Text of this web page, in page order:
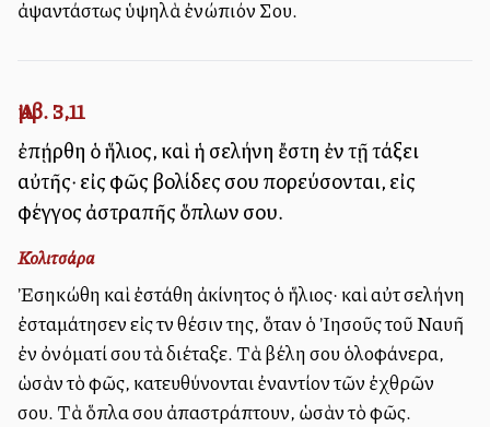
ἀψαντάστως ὑψηλὰ ἐνώπιόν Σου.
Ἀμβ. 3,11
ἐπῄρθη ὁ ἥλιος, καὶ ἡ σελήνη ἔστη ἐν τῇ τάξει
αὐτῆς· εἰς φῶς βολίδες σου πορεύσονται, εἰς
φέγγος ἀστραπῆς ὅπλων σου.
Κολιτσάρα
Ἐσηκώθη καὶ ἐστάθη ἀκίνητος ὁ ἥλιος· καὶ αὐτὴ σελήνη
ἐσταμάτησεν εἰς τὴν θέσιν της, ὅταν ὁ Ἰησοῦς τοῦ Ναυῆ
ἐν ὀνόματί σου τὰ διέταξε. Τὰ βέλη σου ὁλοφάνερα,
ὡσὰν τὸ φῶς, κατευθύνονται ἐναντίον τῶν ἐχθρῶν
σου. Τὰ ὅπλα σου ἀπαστράπτουν, ὡσὰν τὸ φῶς.